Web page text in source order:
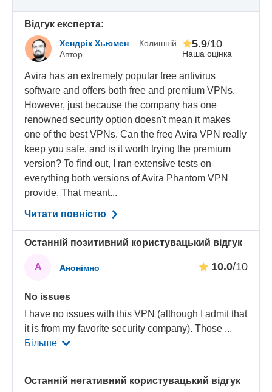
Відгук експерта:
Хендрік Хьюмен
Колишній
Автор
Наша оцінка
5.9/10
Avira has an extremely popular free antivirus
software and offers both free and premium VPNs.
However, just because the company has one
renowned security option doesn't mean it makes
one of the best VPNs. Can the free Avira VPN really
keep you safe, and is it worth trying the premium
version? To find out, I ran extensive tests on
everything both versions of Avira Phantom VPN
provide. That meant...
Читати повністю
Останній позитивний користувацький відгук
А Анонімно 10.0/10
No issues
I have no issues with this VPN (although I admit that
it is from my favorite security company). Those ...
Більше
Останній негативний користувацький відгук